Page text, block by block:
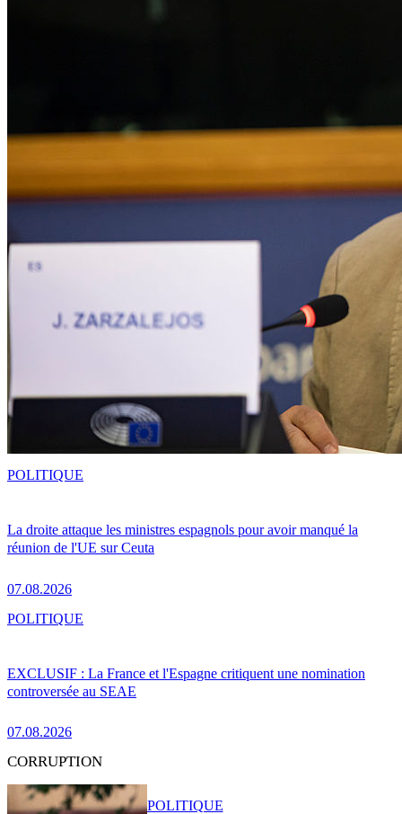
La droite attaque les ministres espagnols pour avoir manqué la
réunion de l'UE sur Ceuta
07.08.2026
POLITIQUE
EXCLUSIF : La France et l'Espagne critiquent une nomination
controversée au SEAE
07.08.2026
POLITIQUE
CORRUPTION
POLITIQUE